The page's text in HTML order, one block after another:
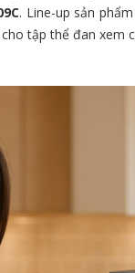
. Line-up sản
tập thể đan xem